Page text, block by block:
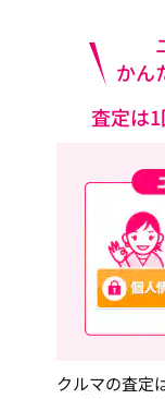
かん
査定は
クルマの査定